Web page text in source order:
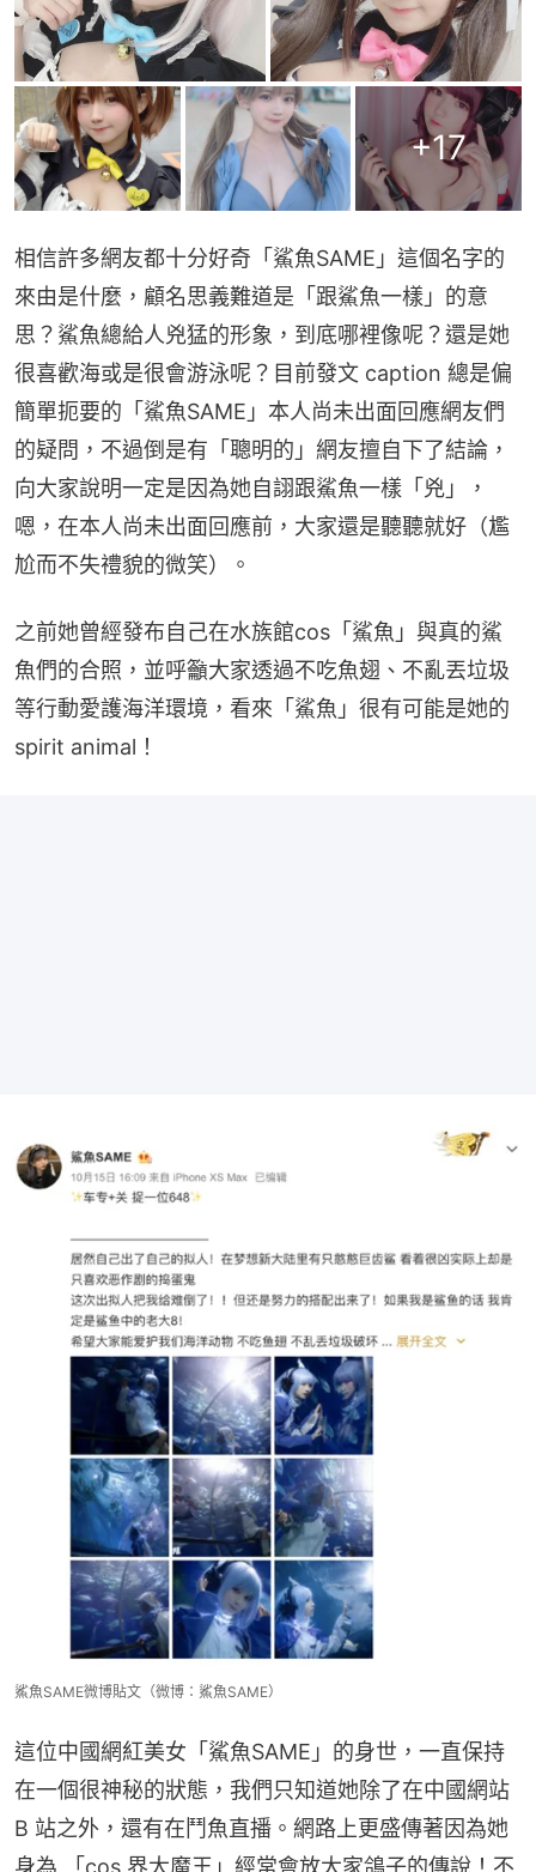
+17
相信許多網友都十分好奇「鯊魚SAME」這個名字的
來由是什麼，顧名思義難道是「跟鯊魚一樣」的意
思？鯊魚總給人兇猛的形象，到底哪裡像呢？還是她
很喜歡海或是很會游泳呢？目前發文 caption 總是偏
簡單扼要的「鯊魚SAME」本人尚未出面回應網友們
的疑問，不過倒是有「聰明的」網友擅自下了結論，
向大家說明一定是因為她自詡跟鯊魚一樣「兇」，
嗯，在本人尚未出面回應前，大家還是聽聽就好（尷
尬而不失禮貌的微笑）。
之前她曾經發布自己在水族館cos「鯊魚」與真的鯊
魚們的合照，並呼籲大家透過不吃魚翅、不亂丟垃圾
等行動愛護海洋環境，看來「鯊魚」很有可能是她的
spirit animal！
鯊魚SAME微博貼文（微博：鯊魚SAME）
這位中國網紅美女「鯊魚SAME」的身世，一直保持
在一個很神秘的狀態，我們只知道她除了在中國網站
B 站之外，還有在鬥魚直播。網路上更盛傳著因為她
身為 「cos 界大魔王」經常會放大家鴿子的傳說！不